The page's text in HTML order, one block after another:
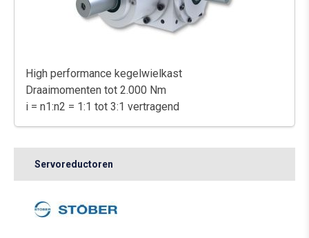
High performance kegelwielkast
Draaimomenten tot 2.000 Nm
i = n1:n2 = 1:1 tot 3:1 vertragend
Servoreductoren